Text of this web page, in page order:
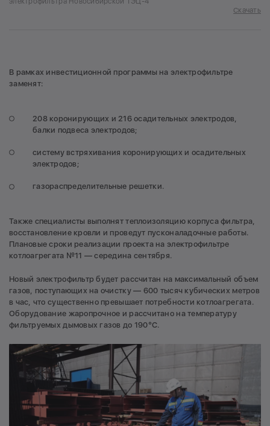
Скачать
В рамках инвестиционной программы на электрофильтре
заменят:
208 коронирующих и 216 осадительных электродов,
балки подвеса электродов;
систему встряхивания коронирующих и осадительных
электродов;
газораспределительные решетки.
Также специалисты выполнят теплоизоляцию корпуса фильтра,
восстановление кровли и проведут пусконаладочные работы.
Плановые сроки реализации проекта на электрофильтре
котлоагрегата №11 — середина сентября.
Новый электрофильтр будет рассчитан на максимальный объем
газов, поступающих на очистку — 600 тысяч кубических метров
в час, что существенно превышает потребности котлоагрегата.
Оборудование жаропрочное и рассчитано на температуру
фильтруемых дымовых газов до 190°С.